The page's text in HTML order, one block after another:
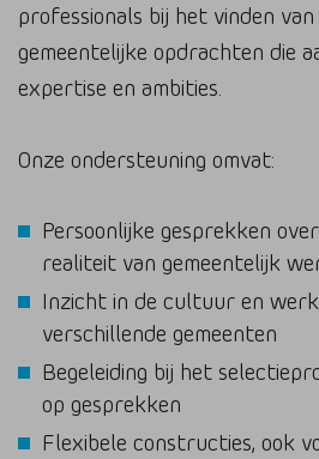
professionals bij het vinden van
gemeentelijke opdrachten die
expertise en ambities.
Onze ondersteuning omvat:
Persoonlijke gesprekken
realiteit van gemeentelijk
Inzicht in de cultuur en
verschillende gemeenten
Begeleiding bij het
op gesprekken
Flexibele constructies, ook